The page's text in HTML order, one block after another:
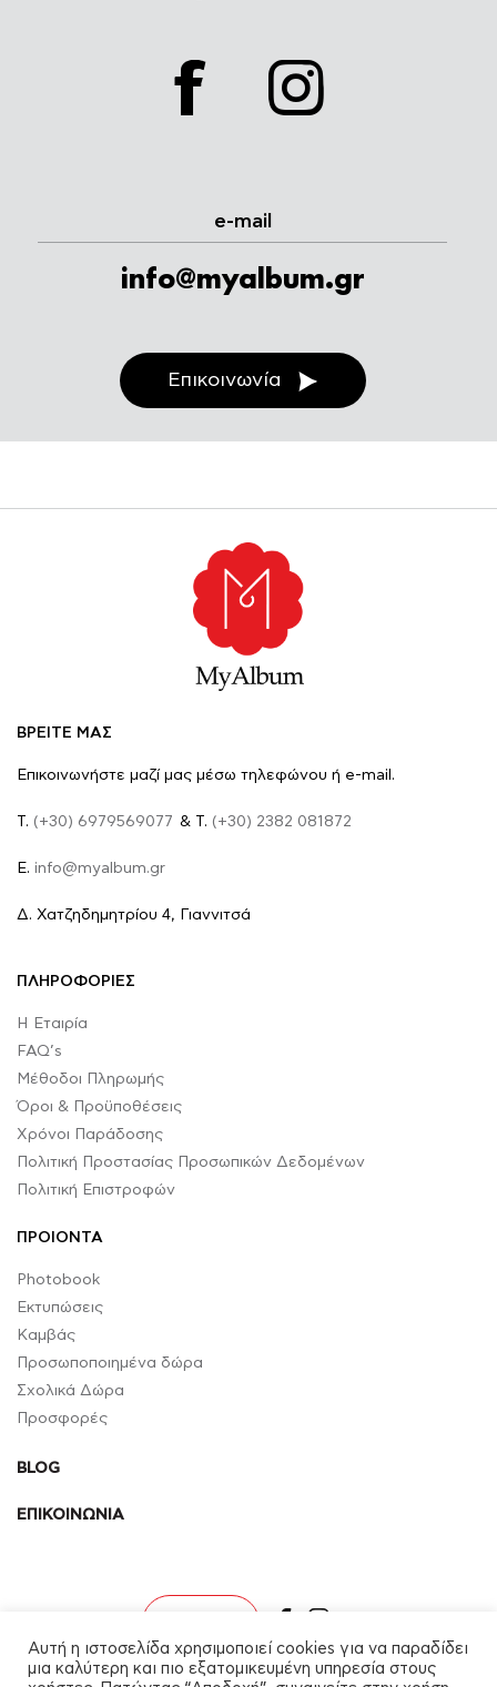
facebook
e-mail
info@myalbum.gr
Επικοινωνία
ΒΡΕΙΤΕ ΜΑΣ
Επικοινωνήστε μαζί μας μέσω τηλεφώνου ή e-mail.
Τ. (+30) 6979569077 & Τ. (+30) 2382 081872
E. info@myalbum.gr
Δ. Χατζηδημητρίου 4, Γιαννιτσά
ΠΛΗΡΟΦΟΡΙΕΣ
Η Εταιρία
FAQ’s
Μέθοδοι Πληρωμής
Όροι & Προϋποθέσεις
Χρόνοι Παράδοσης
Πολιτική Προστασίας Προσωπικών Δεδομένων
Πολιτική Επιστροφών
ΠΡΟΙΟΝΤΑ
Photobook
Εκτυπώσεις
Καμβάς
Προσωποποιημένα δώρα
Σχολικά Δώρα
Προσφορές
BLOG
ΕΠΙΚΟΙΝΩΝΙΑ
Αυτή η ιστοσελίδα χρησιμοποιεί cookies για να παραδίδει
μια καλύτερη και πιο εξατομικευμένη υπηρεσία στους